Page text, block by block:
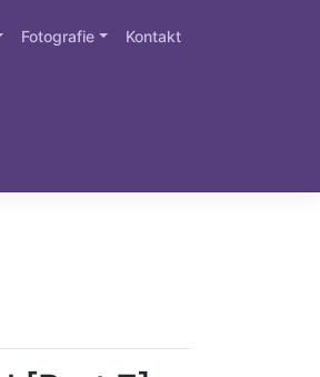
Fotografie Kontakt